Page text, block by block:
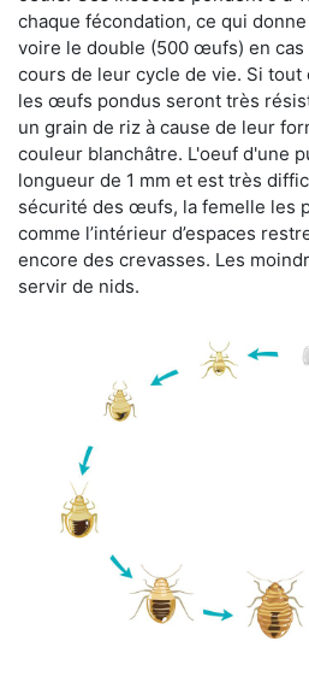
chaque fécondation, ce qui
voire le double (500 œufs) en
cours de leur cycle de vie. Si
les œufs pondus seront très
un grain de riz à cause de leur
couleur blanchâtre. L'oeuf d'une
longueur de 1 mm et est très
sécurité des œufs, la femelle les
comme l’intérieur d’espaces
encore des crevasses. Les
servir de nids.